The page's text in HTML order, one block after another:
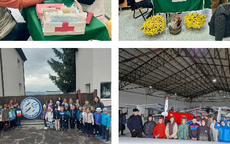
Sănătate Părinți Vizita Aeroclubul Targu